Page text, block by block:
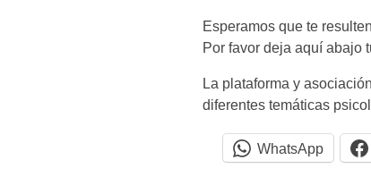
s
e
m
Esperamos que te
Por favor deja aquí abajo
La plataforma y
diferentes temáticas
WhatsApp